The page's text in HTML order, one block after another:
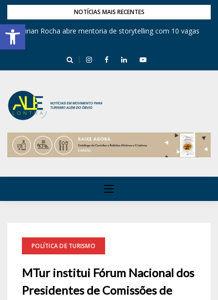
Barra de Ferramentas Aberta
NOTÍCIAS MAIS RECENTES
Mirian Rocha abre mentoria de storytelling com 10 vagas
POLÍTICA DE TURISMO
MTur institui Fórum Nacional dos
Presidentes de Comissões de